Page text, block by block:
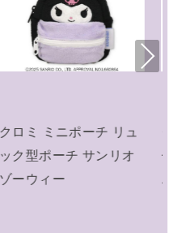
クロミ キーリング ミニ
チュアニットチャーム
ニット帽 サンリオ
Nex